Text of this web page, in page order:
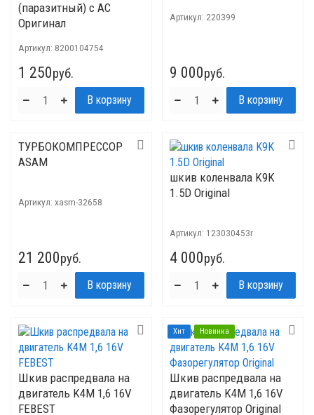
(паразитный) с AC
Оригинал
Артикул: 8200104754
1 250руб.
Артикул: 220399
9 000руб.
ТУРБОКОМПРЕССОР
ASAM
Артикул: xasm-32658
21 200руб.
шкив коленвала K9K
1.5D Original
Артикул: 123030453r
4 000руб.
Шкив распредвала на
двигатель K4M 1,6 16V
FEBEST
Хит Новинка
Шкив распредвала на
двигатель K4M 1,6 16V
Фазорегулятор Original